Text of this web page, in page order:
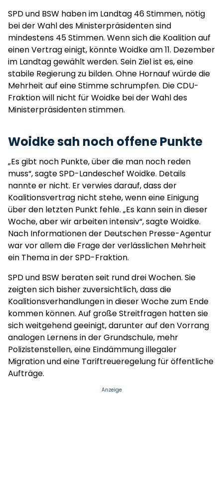
SPD und BSW haben im Landtag 46 Stimmen, nötig
bei der Wahl des Ministerpräsidenten sind
mindestens 45 Stimmen. Wenn sich die Koalition auf
einen Vertrag einigt, könnte Woidke am 11. Dezember
im Landtag gewählt werden. Sein Ziel ist es, eine
stabile Regierung zu bilden. Ohne Hornauf würde die
Mehrheit auf eine Stimme schrumpfen. Die CDU-
Fraktion will nicht für Woidke bei der Wahl des
Ministerpräsidenten stimmen.
Woidke sah noch offene Punkte
„Es gibt noch Punkte, über die man noch reden
muss“, sagte SPD-Landeschef Woidke. Details
nannte er nicht. Er verwies darauf, dass der
Koalitionsvertrag nicht stehe, wenn eine Einigung
über den letzten Punkt fehle. „Es kann sein in dieser
Woche, aber wir arbeiten intensiv“, sagte Woidke.
Nach Informationen der Deutschen Presse-Agentur
war vor allem die Frage der verlässlichen Mehrheit
ein Thema in der SPD-Fraktion.
SPD und BSW beraten seit rund drei Wochen. Sie
zeigten sich bisher zuversichtlich, dass die
Koalitionsverhandlungen in dieser Woche zum Ende
kommen können. Auf große Streitfragen hatten sie
sich weitgehend geeinigt, darunter auf den Vorrang
analogen Lernens in der Grundschule, mehr
Polizistenstellen, eine Eindämmung illegaler
Migration und eine Tariftreueregelung für öffentliche
Aufträge.
Anzeige